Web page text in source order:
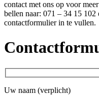
contact met ons op voor
bellen naar: 071 – 34 15
contactformulier in te vullen.
Uw naam (verplicht)